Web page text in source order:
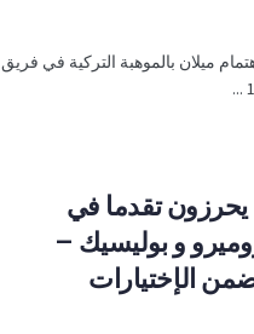
ميلان بالموهبة التركية في فريق
يحرزون تقدما في
و بوليسيك –
الإختيارات